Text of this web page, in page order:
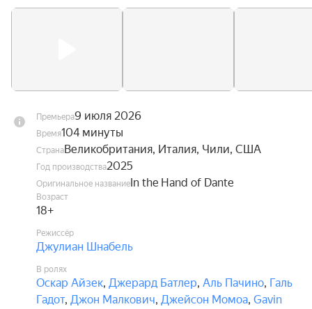
красотой и божественным.
Премьера9 июля 2026
Время104 минуты
СтранаВеликобритания, Италия, Чили, США
Год производства2025
Оригинальное названиеIn the Hand of Dante
Возраст
18+
Режиссёр
Джулиан Шнабель
В ролях
Оскар Айзек, Джерард Батлер, Аль Пачино, Галь
Гадот, Джон Малкович, Джейсон Момоа, Gavin